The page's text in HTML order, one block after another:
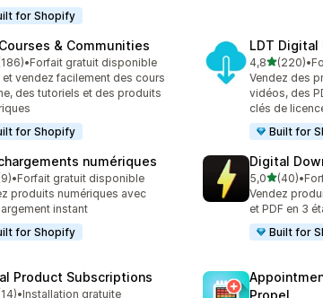
for Shopify
& Communities
sur 5
au total
•Forfait gratuit disponible
et vendez facilement des cours
des tutoriels et des produits
for Shopify
LDT Digital
4,8étoile(s)
(220)
220 avis au•
Vendez des
vidéos, des
clés de
Built for
numériques
sur 5
au total
•Forfait gratuit disponible
produits numériques avec
instant
for Shopify
Digital
5,0étoile(s)
(40)
40 avis au•
Vendez
et PDF en 3
Built for
Product Subscriptions
sur 5
•Installation gratuite